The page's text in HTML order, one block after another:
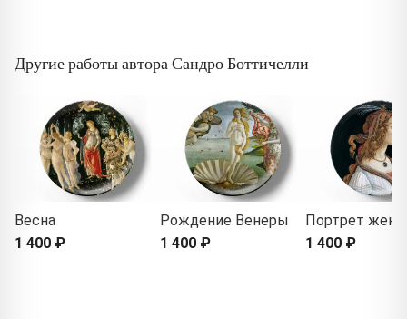
Другие работы автора Сандро Боттичелли
Весна
1 400 ₽
Рождение Венеры
1 400 ₽
Портрет
1 400 ₽